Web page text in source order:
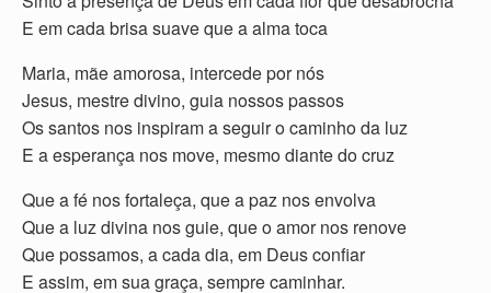
E em cada brisa suave que a alma toca
Maria, mãe amorosa, intercede por nós
Jesus, mestre divino, guia nossos passos
Os santos nos inspiram a seguir o caminho da luz
E a esperança nos move, mesmo diante do cruz
Que a fé nos fortaleça, que a paz nos envolva
Que a luz divina nos guie, que o amor nos renove
Que possamos, a cada dia, em Deus confiar
E assim, em sua graça, sempre caminhar.